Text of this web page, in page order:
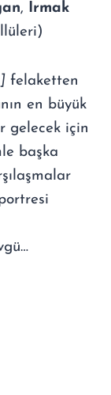
, Irmak
felaketten
en büyük
gelecek için
başka